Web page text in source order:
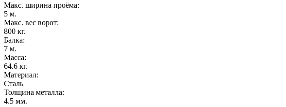
Макс. ширина проёма:
5 м.
Макс. вес ворот:
800 кг.
Балка:
7 м.
Масса:
64.6 кг.
Материал:
Сталь
Толщина металла:
4.5 мм.